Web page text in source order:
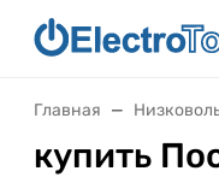
Главная
купить